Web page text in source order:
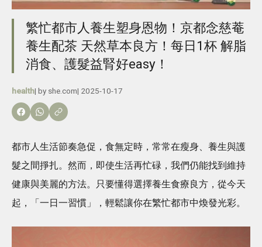
繁忙都市人養生塑身恩物！京都念慈菴
養生配茶 天然草本良方！每日1杯 解脂
消食、護髮益腎好easy！
health| by she.com| 2025-10-17
都市人生活節奏急促，食無定時，常常在瘦身、養生與護
髮之間掙扎。然而，即使生活再忙碌，我們仍能找到維持
健康與美麗的方法。只要懂得選擇養生食療良方，從今天
起，「一日一習慣」，輕鬆讓你在繁忙都市中煥發光彩。